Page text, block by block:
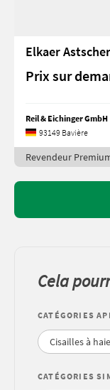
Elkaer
Prix sur
Reil & Eichinger GmbH
93149 Bavière
Revendeur
Cela
CATÉGORIES
Cisailles à
CATÉGORIES